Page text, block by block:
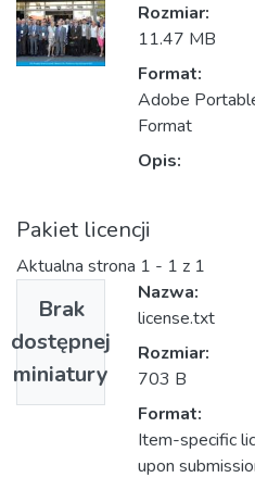
Rozmiar:
11.47 MB
Format:
Adobe
Format
Opis:
Pakiet licencji
Aktualna strona 1 - 1 z 1
Brak
dostępnej
miniatury
Nazwa:
license.txt
Rozmiar:
703 B
Format:
Item-specific
upon